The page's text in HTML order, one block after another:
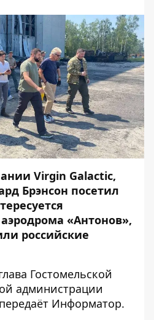
Virgin Galactic,
Брэнсон посетил
«Антонов»,
российские
Гостомельской
администрации
Информатор.